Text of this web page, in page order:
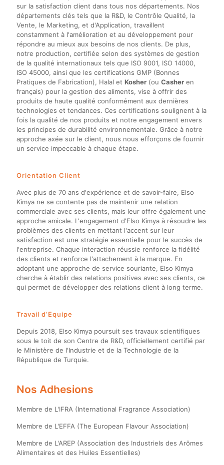
sur la satisfaction client dans tous nos départements. Nos
départements clés tels que la R&D, le Contrôle Qualité, la
Vente, le Marketing, et d'Application, travaillent
constamment à l'amélioration et au développement pour
répondre au mieux aux besoins de nos clients. De plus,
notre production, certifiée selon des systèmes de gestion
de la qualité internationaux tels que ISO 9001, ISO 14000,
ISO 45000, ainsi que les certifications GMP (Bonnes
Pratiques de Fabrication), Halal et Kosher (ou Casher en
français) pour la gestion des aliments, vise à offrir des
produits de haute qualité conformément aux dernières
technologies et tendances. Ces certifications soulignent à la
fois la qualité de nos produits et notre engagement envers
les principes de durabilité environnementale. Grâce à notre
approche axée sur le client, nous nous efforçons de fournir
un service impeccable à chaque étape.
Orientation Client
Avec plus de 70 ans d'expérience et de savoir-faire, Elso
Kimya ne se contente pas de maintenir une relation
commerciale avec ses clients, mais leur offre également une
approche amicale. L'engagement d'Elso Kimya à résoudre les
problèmes des clients en mettant l'accent sur leur
satisfaction est une stratégie essentielle pour le succès de
l'entreprise. Chaque interaction réussie renforce la fidélité
des clients et renforce l'attachement à la marque. En
adoptant une approche de service souriante, Elso Kimya
cherche à établir des relations positives avec ses clients, ce
qui permet de développer des relations client à long terme.
Travail d’Equipe
Depuis 2018, Elso Kimya poursuit ses travaux scientifiques
sous le toit de son Centre de R&D, officiellement certifié par
le Ministère de l'Industrie et de la Technologie de la
République de Turquie.
Nos Adhesions
Membre de L'IFRA (International Fragrance Association)
Membre de L'EFFA (The European Flavour Association)
Membre de L'AREP (Association des Industriels des Arômes
Alimentaires et des Huiles Essentielles)